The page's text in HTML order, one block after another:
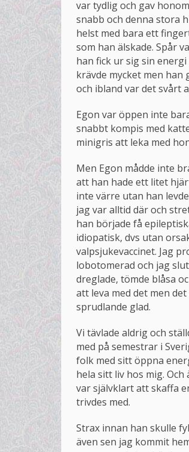
var tydlig och gav
snabb och denna stora
helst med bara ett
som han älskade. Spår
han fick ur sig sin
krävde mycket men han
och ibland var det svårt
Egon var öppen inte
snabbt kompis med
minigris att leka med
Men Egon mådde inte
att han hade ett litet
inte värre utan han
jag var alltid där och
han började få
idiopatisk, dvs utan
valpsjukevaccinet. Jag
lobotomerad och jag
dreglade, tömde blåsa
att leva med det men
sprudlande glad.
Vi tävlade aldrig och
med på semestrar i
folk med sitt öppna
hela sitt liv hos mig.
var självklart att skaffa
trivdes med.
Strax innan han skulle
även sen jag kommit